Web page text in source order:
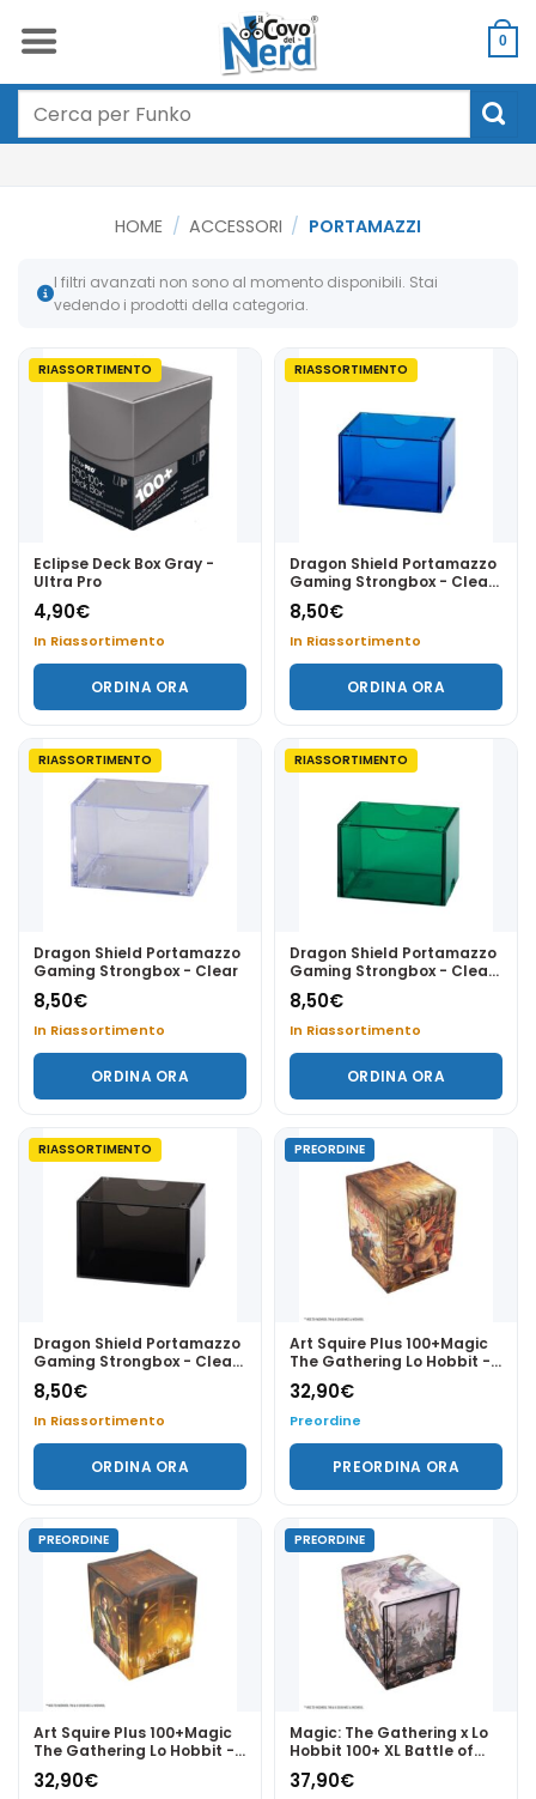
0
Cerca:
HOME / ACCESSORI / PORTAMAZZI
I filtri avanzati non sono al momento disponibili. Stai
vedendo i prodotti della categoria.
RIASSORTIMENTO
Eclipse Deck Box Gray -
Ultra Pro
4,90€
In Riassortimento
ORDINA ORA
RIASSORTIMENTO
Dragon Shield Portamazzo
Gaming Strongbox - Clear
Blue
8,50€
In Riassortimento
ORDINA ORA
RIASSORTIMENTO
Dragon Shield Portamazzo
Gaming Strongbox - Clear
8,50€
In Riassortimento
ORDINA ORA
RIASSORTIMENTO
Dragon Shield Portamazzo
Gaming Strongbox - Clear
Green
8,50€
In Riassortimento
ORDINA ORA
RIASSORTIMENTO
Dragon Shield Portamazzo
Gaming Strongbox - Clear
Black
8,50€
In Riassortimento
ORDINA ORA
PREORDINE
Art Squire Plus 100+Magic
The Gathering Lo Hobbit -
Battle of Goblin-town -
Gamegenic
32,90€
Preordine
PREORDINA ORA
PREORDINE
Art Squire Plus 100+Magic
The Gathering Lo Hobbit -
The Queen of Dale -
Gamegenic
32,90€
PREORDINE
Magic: The Gathering x Lo
Hobbit 100+ XL Battle of
Five Armies - Gamegenic
37,90€